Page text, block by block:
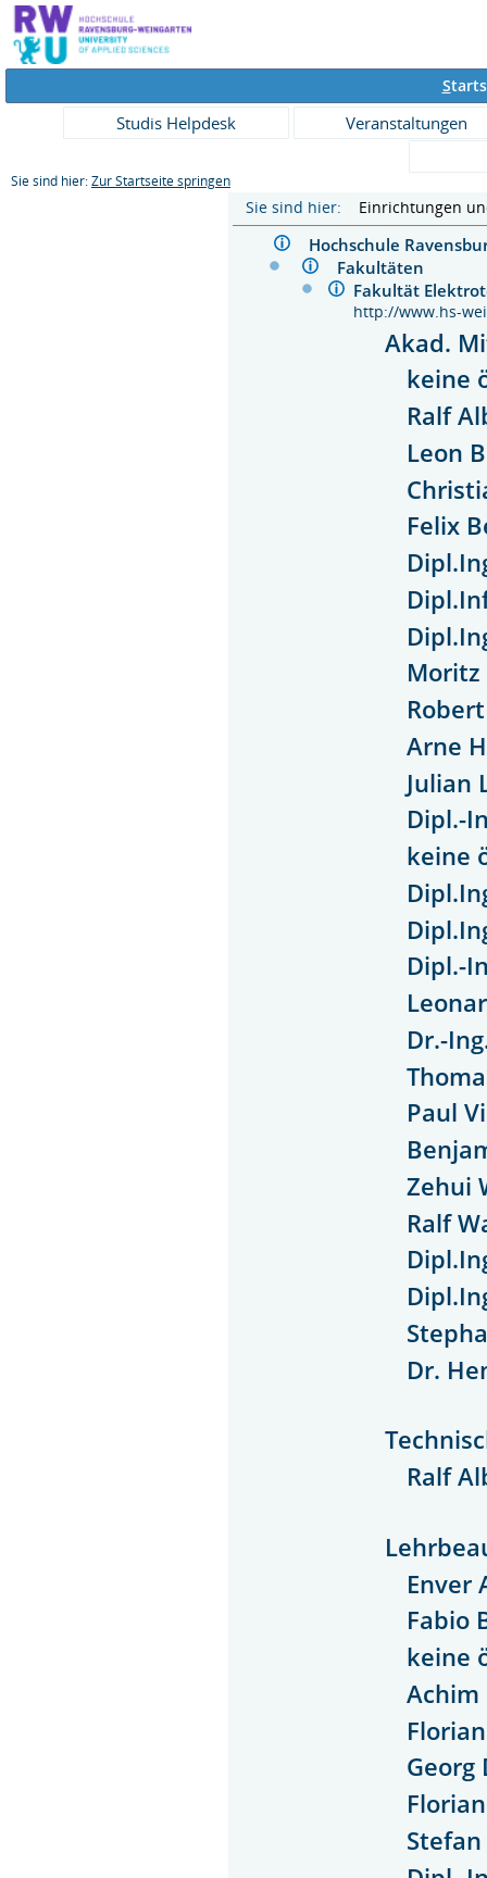
S
Studis Helpdesk
Veranstaltungen
Sie sind hier: Zur Startseite springen
Sie sind hier: Einrichtungen
Hochschule
Fakultäten
Fakultät
http://www.hs-
Akad.
keine
Ralf
Leon
Felix
Moritz
Arne
Julian
Dipl.-
keine
Dipl.-
Dr.-
Paul
Zehui
Ralf
Dr.
Ralf
Enver
Fabio
keine
Achim
Georg